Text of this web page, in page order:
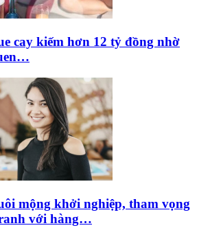
cay kiếm hơn 12 tỷ đồng nhờ
mộng khởi nghiệp, tham vọng
với hàng…